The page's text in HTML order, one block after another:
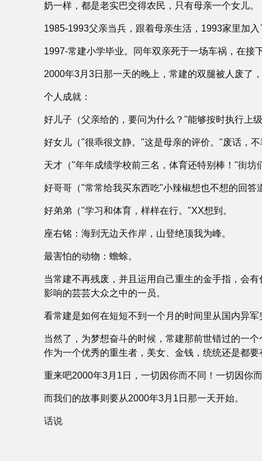
奶一样，都是老实巴交得农民，只有母亲一个女儿。
1985-1993父亲当兵，跟着母亲生活，1993家里加
1997-常建小学毕业。同年双亲死于一场车祸，在
2000年3月3日那一天的晚上，常建的双腿被人废了
个人成就：
好儿子（父亲给的，要问为什么？"能够按时执行上
好女儿（"很乖很文静。"这是母亲的评价。"废话，
天才（"年年成绩学校前三名，体育还特别棒！"街坊
好哥哥（"常常给我买东西吃"小辣椒想也不想的回答
好弟弟（"学习和体育，样样在行。"XX想到。
座右铭：海到无边天作岸，山登绝顶我为峰。
最害怕的动物：蟾蜍。
当常建不再残废，并且运用自己重生的金手指，会
影响的芸芸大众之中的一员。
看常建是如何在短短不到一个月的时间里从国内异
当然了，为梦想奋斗的时候，常建那前世错过的一
作为一个优秀的重生者，美女、金钱，统统还是都要
重来吧2000年3月1日，一切因你而不同！一切因你
而我们的故事则要从2000年3月1日那一天开始。
话说